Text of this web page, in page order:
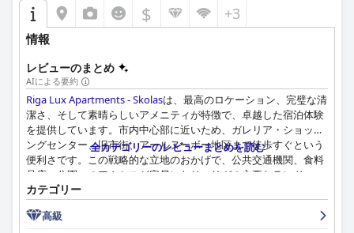
$ +3
情報
レビューのまとめ
AIによる要約
Riga Lux Apartments - Skolasは、最高のロケーション、完璧な清
潔さ、そして素晴らしいアメニティが特徴で、卓越した宿泊体験
を提供しています。市内中心部に近いため、ガレリア・ショッピ
ングセンター、旧市街、アールヌーボー地区まで徒歩すぐという
便利さです。この戦略的な立地のおかげで、公共交通機関、食料
品店、公園へのアクセスが容易になり、リガの主要なランドマー
クへの短い散歩にも、ゆったりとした散歩にも理想的な場所とな
っています。このエリア自体は静かな魅力があり、中心部に位置
しているにもかかわらず、穏やかな隠れ家を確保できます。
全カテゴリーのレビューまとめを読む
カテゴリー
高級